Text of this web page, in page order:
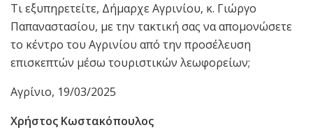
Τι εξυπηρετείτε, Δήμαρχε Αγρινίου, κ. Γιώργο
Παπαναστασίου, με την τακτική σας να απομονώσετε
το κέντρο του Αγρινίου από την προσέλευση
επισκεπτών μέσω τουριστικών λεωφορείων;
Αγρίνιο, 19/03/2025
Χρήστος Κωστακόπουλος